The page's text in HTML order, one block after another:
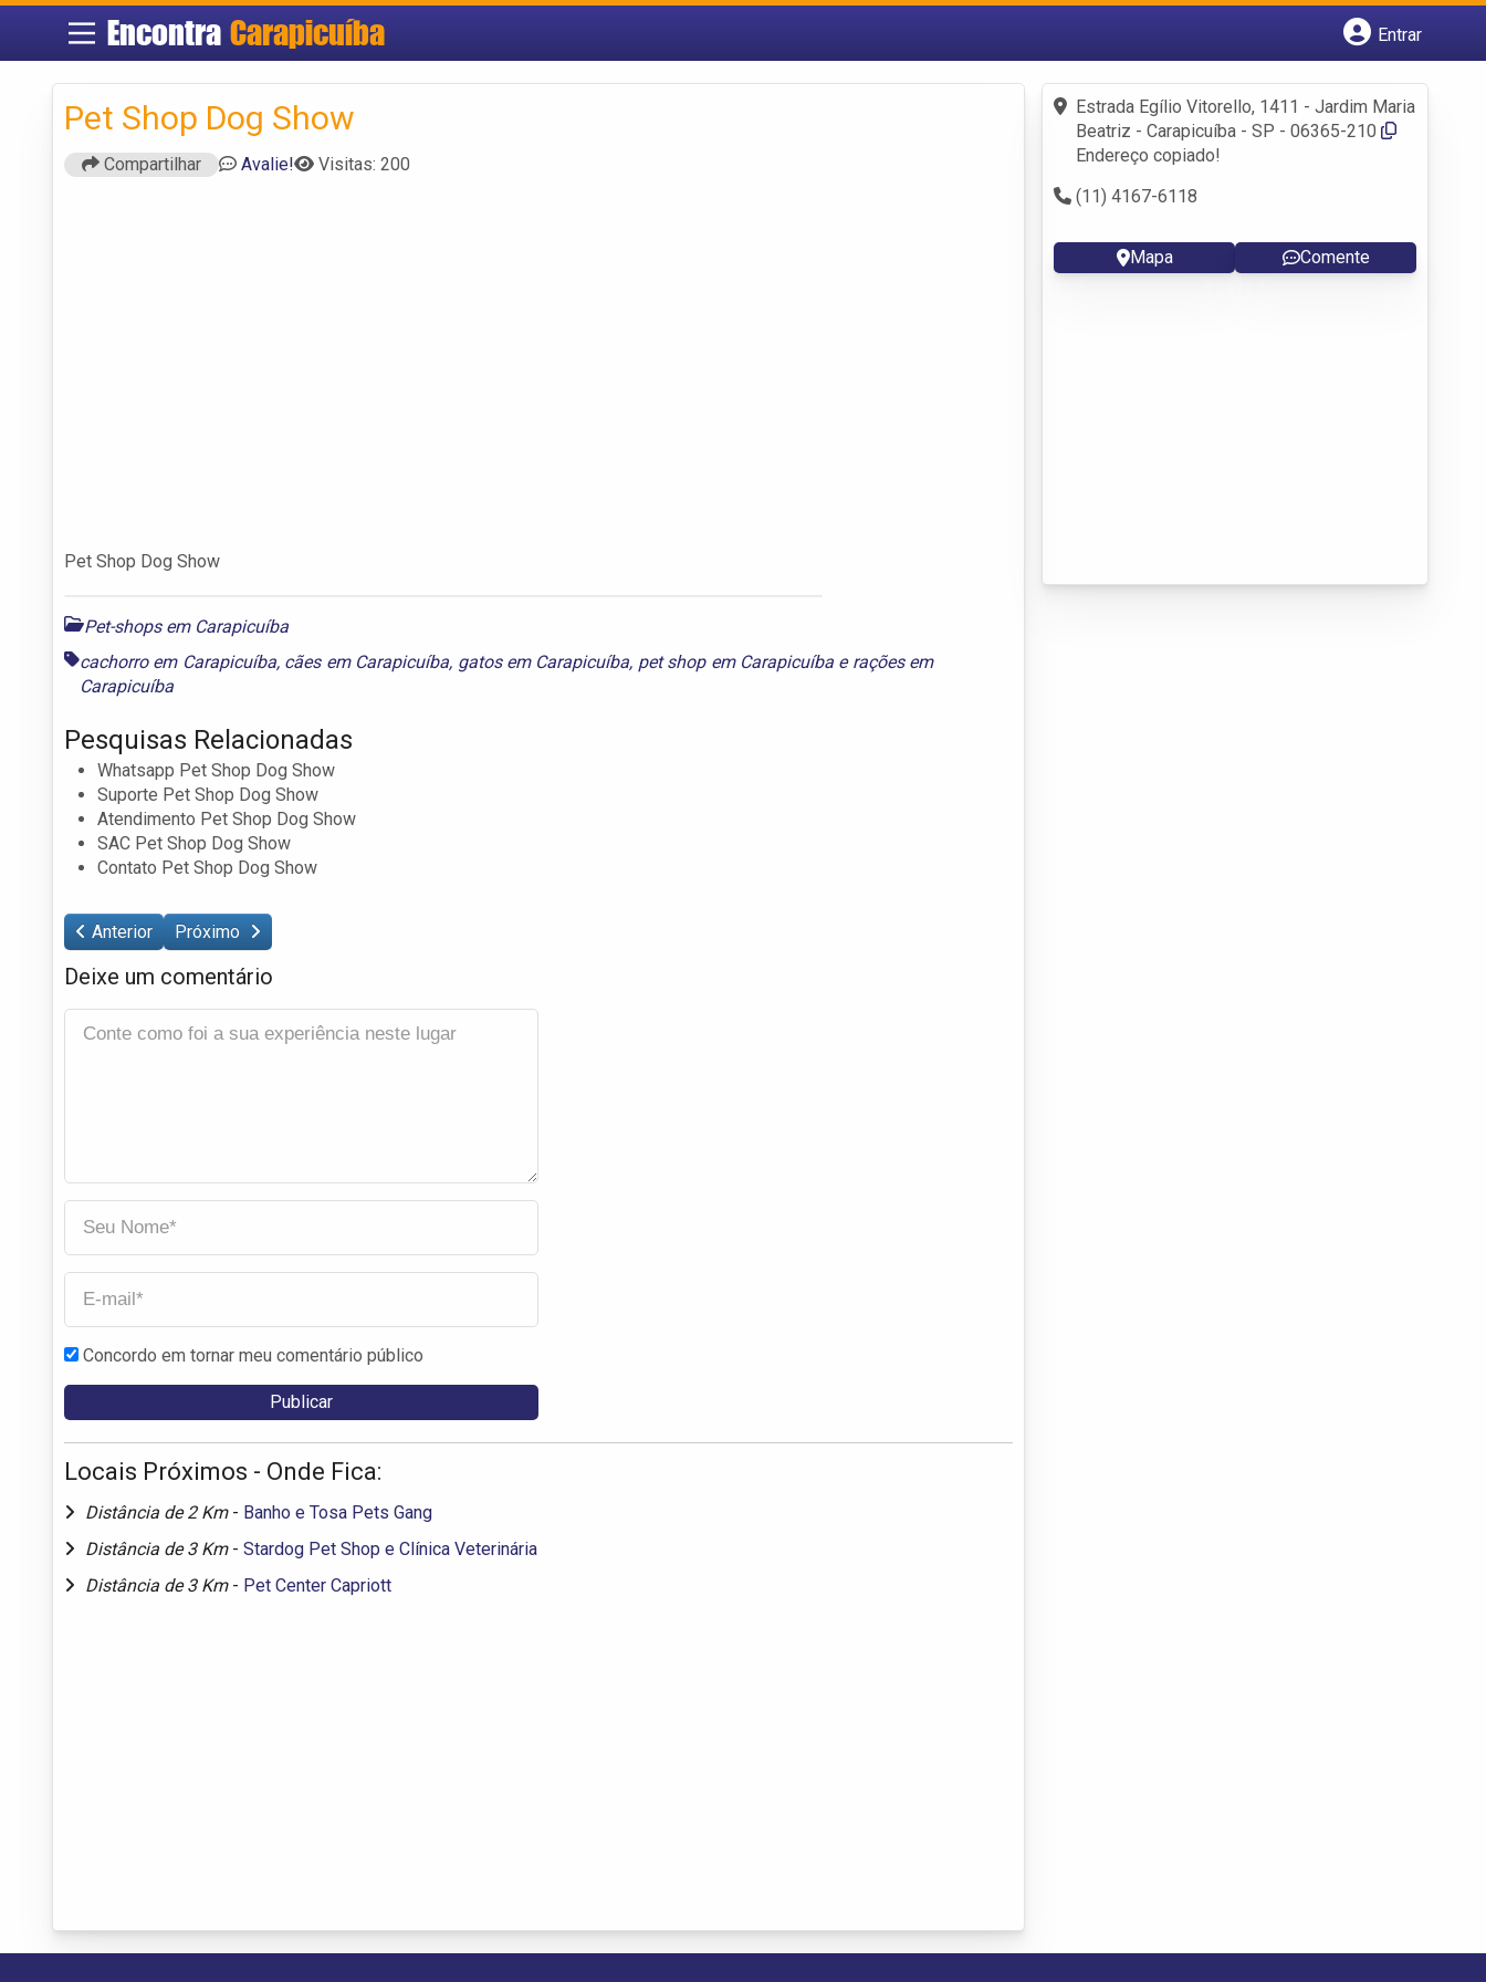
EncontraCarapicuíba
Entrar
Fazer login
Criar conta
Pet Shop Dog Show
Compartilhar Avalie! Visitas: 200
Pet Shop Dog Show
Pet-shops em Carapicuíba
cachorro em Carapicuíba, cães em Carapicuíba, gatos em Carapicuíba, pet shop em Carapicuíba e rações em
Carapicuíba
Pesquisas Relacionadas
Whatsapp Pet Shop Dog Show
Suporte Pet Shop Dog Show
Atendimento Pet Shop Dog Show
SAC Pet Shop Dog Show
Contato Pet Shop Dog Show
Anterior Próximo
Deixe um comentário
Concordo em tornar meu comentário público
Locais Próximos - Onde Fica:
Distância de 2 Km - Banho e Tosa Pets Gang
Distância de 3 Km - Stardog Pet Shop e Clínica Veterinária
Distância de 3 Km - Pet Center Capriott
Estrada Egílio Vitorello, 1411 - Jardim Maria
Beatriz - Carapicuíba - SP - 06365-210
Endereço copiado!
(11) 4167-6118
Mapa Comente